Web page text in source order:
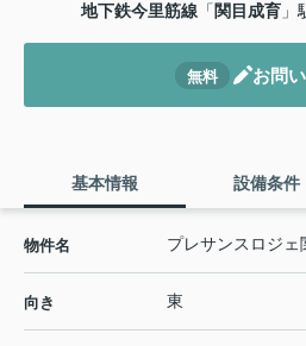
地下鉄今里筋線 「 関目成育 」
無料 お問
基本情報 設備条件
物件名 プレサンスロジェ
向き 東